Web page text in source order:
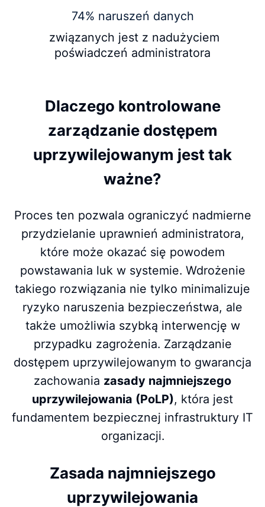
74% naruszeń danych
związanych jest z nadużyciem
poświadczeń administratora
Dlaczego kontrolowane
zarządzanie dostępem
uprzywilejowanym jest tak
ważne?
Proces ten pozwala ograniczyć nadmierne
przydzielanie uprawnień administratora,
które może okazać się powodem
powstawania luk w systemie. Wdrożenie
takiego rozwiązania nie tylko minimalizuje
ryzyko naruszenia bezpieczeństwa, ale
także umożliwia szybką interwencję w
przypadku zagrożenia. Zarządzanie
dostępem uprzywilejowanym to gwarancja
zachowania zasady najmniejszego
uprzywilejowania (PoLP), która jest
fundamentem bezpiecznej infrastruktury IT
organizacji.
Zasada najmniejszego
uprzywilejowania